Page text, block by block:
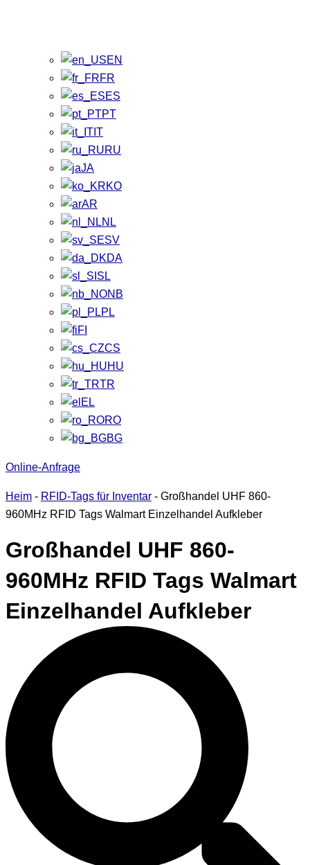
EN
FR
ES
PT
IT
RU
JA
KO
AR
NL
SV
DA
SL
NB
PL
FI
CS
HU
TR
EL
RO
BG
Online-Anfrage
Heim - RFID-Tags für Inventar - Großhandel UHF 860-
960MHz RFID Tags Walmart Einzelhandel Aufkleber
Großhandel UHF 860-
960MHz RFID Tags Walmart
Einzelhandel Aufkleber